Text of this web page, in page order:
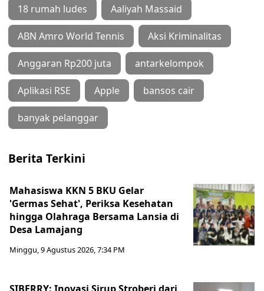
18 rumah ludes Aaliyah Massaid
ABN Amro World Tennis Aksi Kriminalitas
Anggaran Rp200 juta antarkelompok
Aplikasi RSE Apple bansos cair
banyak pelanggar
Berita Terkini
Mahasiswa KKN 5 BKU Gelar
'Germas Sehat', Periksa Kesehatan
hingga Olahraga Bersama Lansia di
Desa Lamajang
Minggu, 9 Agustus 2026, 7:34 PM